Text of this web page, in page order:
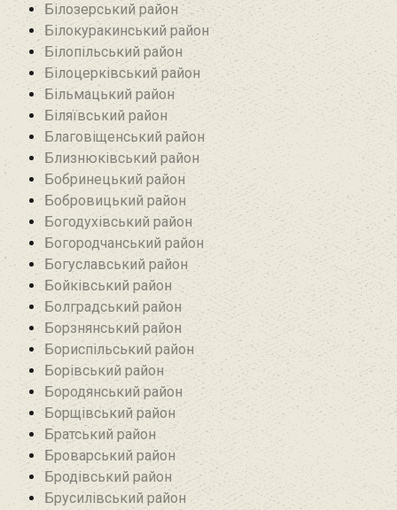
Білозерський район
Білокуракинський район‎
Білопільський район
Білоцерківський район
Більмацький район
Біляївський район‎
Благовіщенський район
Близнюківський район
Бобринецький район
Бобровицький район
Богодухівський район
Богородчанський район
Богуславський район
Бойківський район
Болградський район
Борзнянський район
Бориспільський район
Борівський район
Бородянський район
Борщівський район‎
Братський район‎
Броварський район
Бродівський район‎
Брусилівський район‎